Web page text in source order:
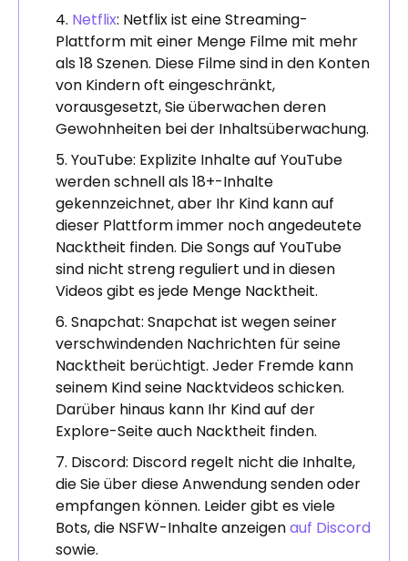
Netflix: Netflix ist eine Streaming-
Plattform mit einer Menge Filme mit mehr
als 18 Szenen. Diese Filme sind in den Konten
von Kindern oft eingeschränkt,
vorausgesetzt, Sie überwachen deren
Gewohnheiten bei der Inhaltsüberwachung.
YouTube: Explizite Inhalte auf YouTube
werden schnell als 18+-Inhalte
gekennzeichnet, aber Ihr Kind kann auf
dieser Plattform immer noch angedeutete
Nacktheit finden. Die Songs auf YouTube
sind nicht streng reguliert und in diesen
Videos gibt es jede Menge Nacktheit.
Snapchat: Snapchat ist wegen seiner
verschwindenden Nachrichten für seine
Nacktheit berüchtigt. Jeder Fremde kann
seinem Kind seine Nacktvideos schicken.
Darüber hinaus kann Ihr Kind auf der
Explore-Seite auch Nacktheit finden.
Discord: Discord regelt nicht die Inhalte,
die Sie über diese Anwendung senden oder
empfangen können. Leider gibt es viele
Bots, die NSFW-Inhalte anzeigenauf Discord
sowie.